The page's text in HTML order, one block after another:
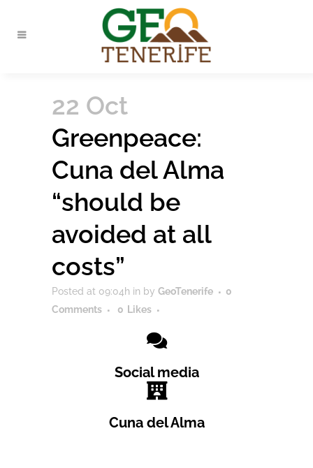
22 Oct
Greenpeace:
Cuna del Alma
“should be
avoided at all
costs”
Posted at 09:04h in by GeoTenerife
0
Comments
0 Likes
Social media
Cuna del Alma